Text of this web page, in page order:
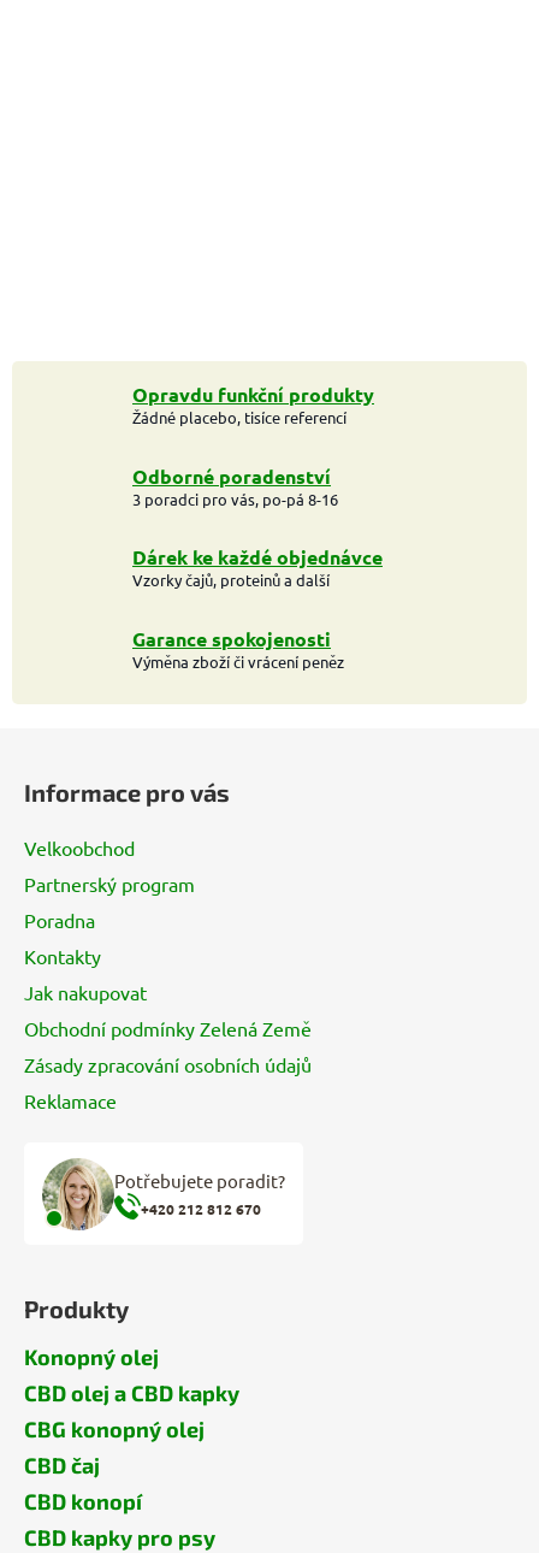
Opravdu funkční produkty
Žádné placebo, tisíce referencí
Odborné poradenství
3 poradci pro vás, po-pá 8-16
Dárek ke každé objednávce
Vzorky čajů, proteinů a další
Garance spokojenosti
Výměna zboží či vrácení peněz
Informace pro vás
Velkoobchod
Partnerský program
Poradna
Kontakty
Jak nakupovat
Obchodní podmínky Zelená Země
Zásady zpracování osobních údajů
Reklamace
Potřebujete poradit?
+420 212 812 670
Produkty
Konopný olej
CBD olej a CBD kapky
CBG konopný olej
CBD čaj
CBD konopí
CBD kapky pro psy